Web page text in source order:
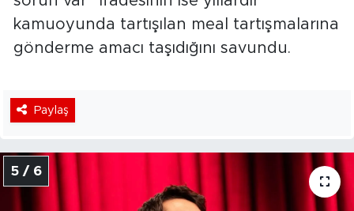
kamuoyunda tartışılan meal tartışmalarına
gönderme amacı taşıdığını savundu.
Paylaş
5 / 6